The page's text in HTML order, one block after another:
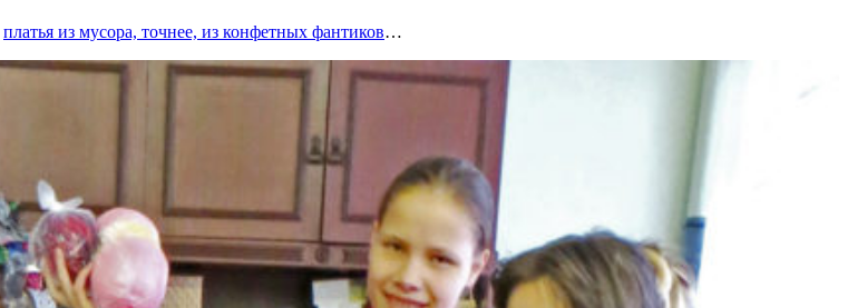
платья из мусора, точнее, из конфетных фантиков…